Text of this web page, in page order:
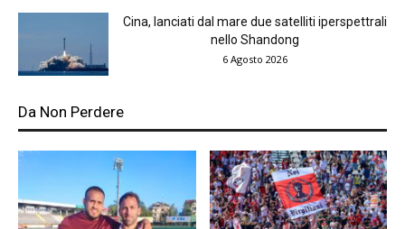
Cina, lanciati dal mare due satelliti iperspettrali
nello Shandong
6 Agosto 2026
Da Non Perdere